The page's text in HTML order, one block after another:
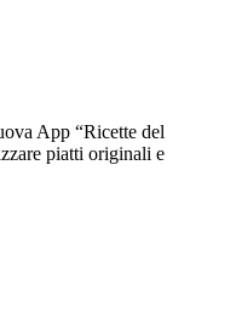
App “Ricette del
piatti originali e